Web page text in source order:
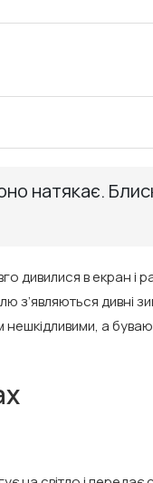
натякає.
дивилися в екран
дивні
а